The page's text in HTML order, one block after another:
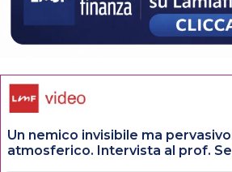
Un nemico invisibile ma
atmosferico. Intervista al prof.